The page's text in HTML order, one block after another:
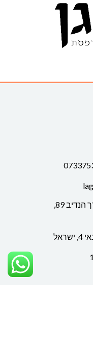
סניף: פרדס חנה, דרך הנדיב 89,